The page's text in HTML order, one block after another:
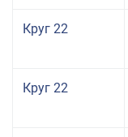
Круг 22
Круг 22